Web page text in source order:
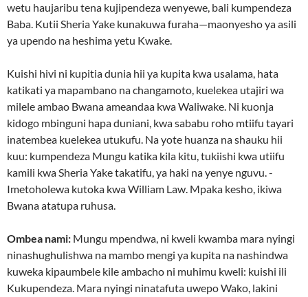
wetu haujaribu tena kujipendeza wenyewe, bali kumpendeza
Baba. Kutii Sheria Yake kunakuwa furaha—maonyesho ya asili
ya upendo na heshima yetu Kwake.
Kuishi hivi ni kupitia dunia hii ya kupita kwa usalama, hata
katikati ya mapambano na changamoto, kuelekea utajiri wa
milele ambao Bwana ameandaa kwa Waliwake. Ni kuonja
kidogo mbinguni hapa duniani, kwa sababu roho mtiifu tayari
inatembea kuelekea utukufu. Na yote huanza na shauku hii
kuu: kumpendeza Mungu katika kila kitu, tukiishi kwa utiifu
kamili kwa Sheria Yake takatifu, ya haki na yenye nguvu. -
Imetoholewa kutoka kwa William Law. Mpaka kesho, ikiwa
Bwana atatupa ruhusa.
Ombea nami: Mungu mpendwa, ni kweli kwamba mara nyingi
ninashughulishwa na mambo mengi ya kupita na nashindwa
kuweka kipaumbele kile ambacho ni muhimu kweli: kuishi ili
Kukupendeza. Mara nyingi ninatafuta uwepo Wako, lakini